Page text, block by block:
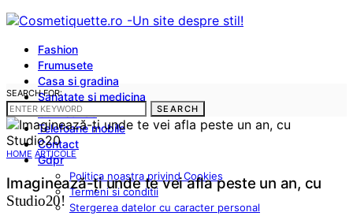
Fashion
Frumusete
Casa si gradina
Sanatate si medicina
Cum sa fac
Telefoane mobile
Contact
Gdpr
Politica noastra privind Cookies
Termeni si conditii
Stergerea datelor cu caracter personal
SEARCH FOR:
SEARCH
HOME ARTICOLE
Imaginează-ți unde te vei afla peste un an, cu
Studio20!